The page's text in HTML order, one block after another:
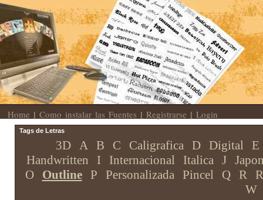
Home | Como instalar las Fuentes | Registrarse | Login
Tags de Letras
3D A B C Caligrafica D Digital E
Handwritten
I Internacional Italica J
O
Outline P Personalizada Pincel Q R
W